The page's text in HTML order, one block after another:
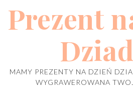
Prezent
MAMY PREZENTY NA DZIEŃ
WYGRAWEROWANA